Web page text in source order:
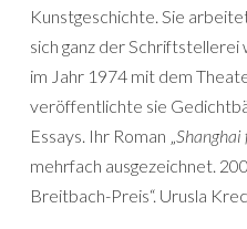
Kunstgeschichte. Sie
sich ganz der
im Jahr 1974 mit dem
veröffentlichte sie
Essays. Ihr Roman „Shanghai
mehrfach ausgezeichnet.
Breitbach-Preis“. Urusla